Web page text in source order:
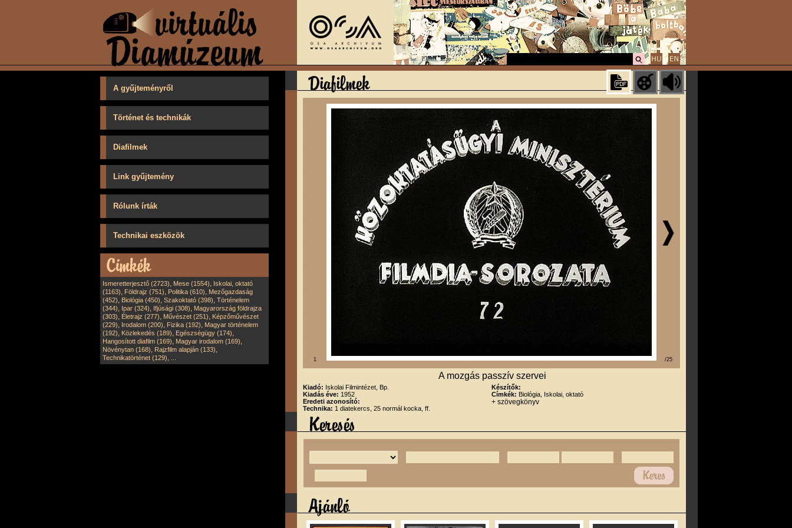
A gyűjteményről
Történet és technikák
Diafilmek
Link gyűjtemény
Rólunk írták
Technikai eszközök
Ismeretterjesztő (2723), Mese (1554), Iskolai, oktató
(1163), Földrajz (751), Politika (610), Mezőgazdaság
(452), Biológia (450), Szakoktató (398), Történelem
(344), Ipar (324), Ifjúsági (308), Magyarország földrajza
(303), Életrajz (277), Művészet (251), Képzőművészet
(229), Irodalom (200), Fizika (192), Magyar történelem
(192), Közlekedés (189), Egészségügy (174),
Hangosított diafilm (169), Magyar irodalom (169),
Növénytan (168), Rajzfilm alapján (133),
Technikatörténet (129), 1 /25
A mozgás passzív szervei
Kiadó: Iskolai Filmintézet, Bp.
Kiadás éve: 1952
Eredeti azonosító:
Technika: 1 diatekercs, 25 normál kocka, ff.
Készítők:
Címkék: Biológia, Iskolai, oktató
+ szövegkönyv